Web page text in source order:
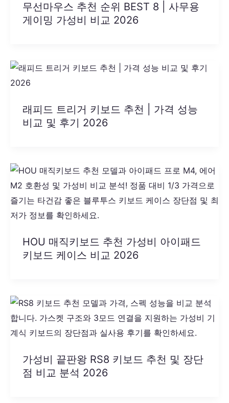
무선마우스 추천 순위 BEST 8 | 사무용
게이밍 가성비 비교 2026
래피드 트리거 키보드 추천 | 가격 성능
비교 및 후기 2026
HOU 매직키보드 추천 가성비 아이패드
키보드 케이스 비교 2026
가성비 끝판왕 RS8 키보드 추천 및 장단
점 비교 분석 2026